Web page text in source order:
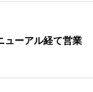
ューアル経て営業